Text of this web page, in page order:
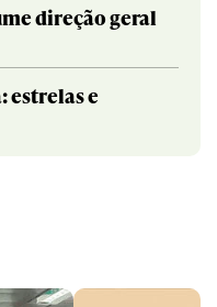
direção geral
estrelas e